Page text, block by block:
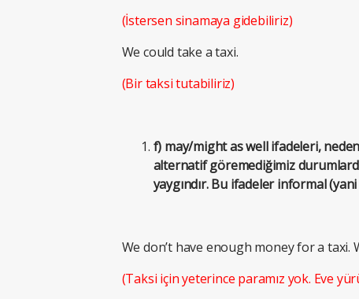
(İstersen sinamaya gidebiliriz)
We could take a taxi.
(Bir taksi tutabiliriz)
f) may/might as well ifadeleri,
alternatif göremediğimiz
yaygındır. Bu ifadeler informal
We don’t have enough money for a taxi.
(Taksi için yeterince paramız yok. Eve